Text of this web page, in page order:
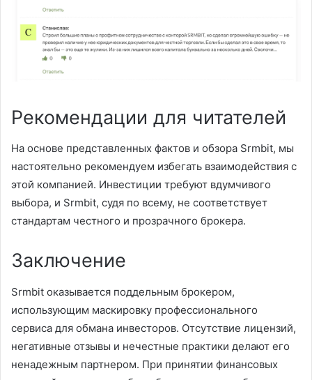
Рекомендации для читателей
На основе представленных фактов и обзора Srmbit, мы
настоятельно рекомендуем избегать взаимодействия с
этой компанией. Инвестиции требуют вдумчивого
выбора, и Srmbit, судя по всему, не соответствует
стандартам честного и прозрачного брокера.
Заключение
Srmbit оказывается поддельным брокером,
использующим маскировку профессионального
сервиса для обмана инвесторов. Отсутствие лицензий,
негативные отзывы и нечестные практики делают его
ненадежным партнером. При принятии финансовых